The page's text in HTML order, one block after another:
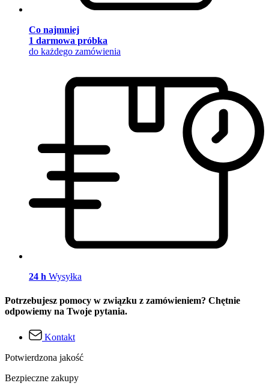
Co najmniej
1 darmowa próbka
do każdego zamówienia
24 h Wysyłka
Potrzebujesz pomocy w związku z zamówieniem? Chętnie
odpowiemy na Twoje pytania.
Kontakt
Potwierdzona jakość
Bezpieczne zakupy